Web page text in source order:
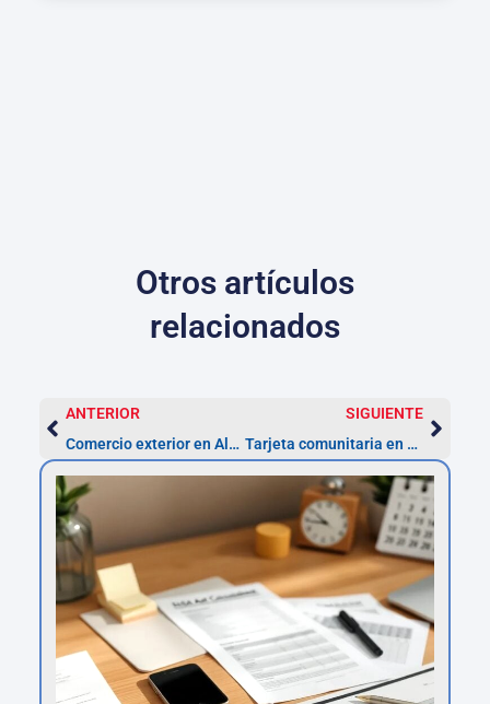
Otros artículos
relacionados
ANTERIOR
Comercio exterior en Alcorcón: pasos y plazos desde 1 semana
SIGUIENTE
Tarjeta comunitaria en Alcorcón: trámites y pasos